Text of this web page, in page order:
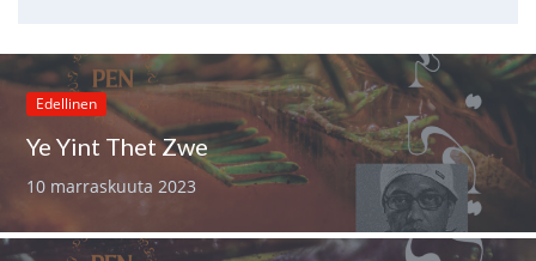
Edellinen
Ye Yint Thet Zwe
10 marraskuuta 2023